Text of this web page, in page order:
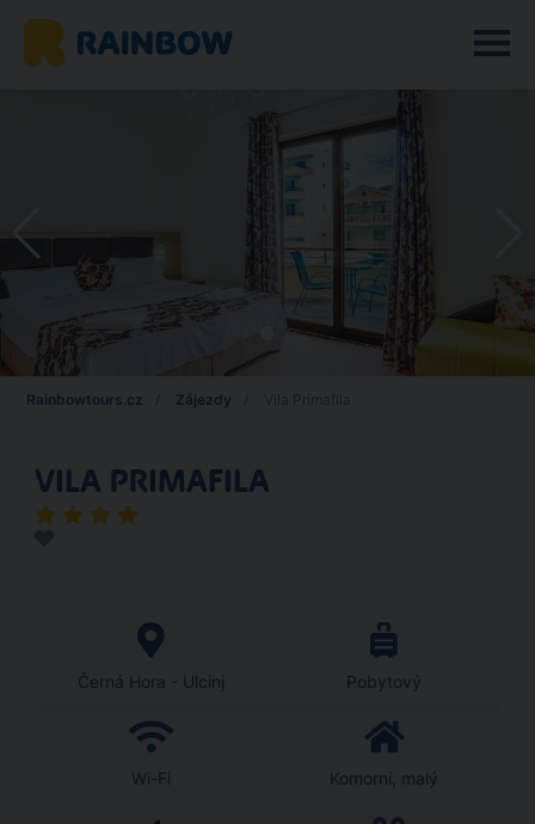
Rainbowtours.cz Zájezdy
VILA PRIMAFILA
Černá Hora - Ulcinj Pobytový
Wi-Fi Komorní, malý